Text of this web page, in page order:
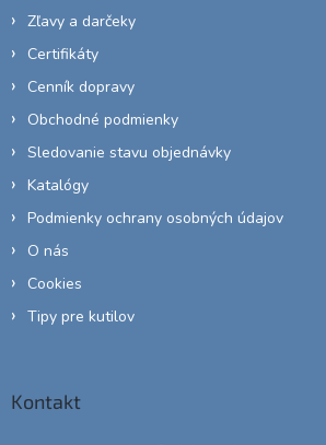
Zľavy a darčeky
Certifikáty
Cenník dopravy
Obchodné podmienky
Sledovanie stavu objednávky
Katalógy
Podmienky ochrany osobných údajov
O nás
Cookies
Tipy pre kutilov
Kontakt